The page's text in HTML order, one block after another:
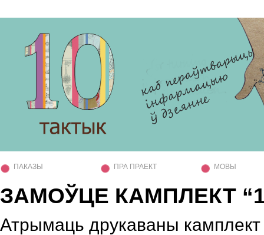
ПАКАЗЫ ПРА ПРАЕКТ МОВЫ
ЗАМОЎЦЕ КАМПЛЕКТ
Атрымаць друкаваны камплект